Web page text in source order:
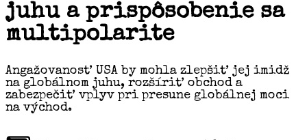
juhu a prispôsobenie sa
multipolarite
Angažovanosť USA by mohla zlepšiť jej imidž
na globálnom juhu, rozšíriť obchod a
zabezpečiť vplyv pri presune globálnej moci
na východ.